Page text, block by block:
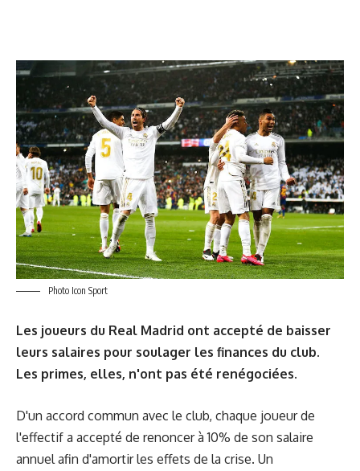
Photo Icon Sport
Les joueurs du Real Madrid ont accepté de baisser
leurs salaires pour soulager les finances du club.
Les primes, elles, n'ont pas été renégociées.
D'un accord commun avec le club, chaque joueur de
l'effectif a accepté de renoncer à 10% de son salaire
annuel afin d'amortir les effets de la crise. Un